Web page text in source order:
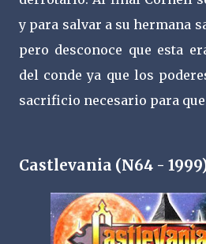
y para salvar a su hermana
pero desconoce que esta
del conde ya que los
sacrificio necesario para
Castlevania (N64 -